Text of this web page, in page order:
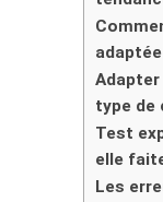
type de
Test
elle
Les